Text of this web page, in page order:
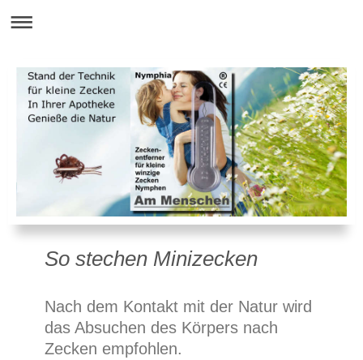
So stechen Minizecken
Nach dem Kontakt mit der Natur wird
das Absuchen des Körpers nach
Zecken empfohlen.